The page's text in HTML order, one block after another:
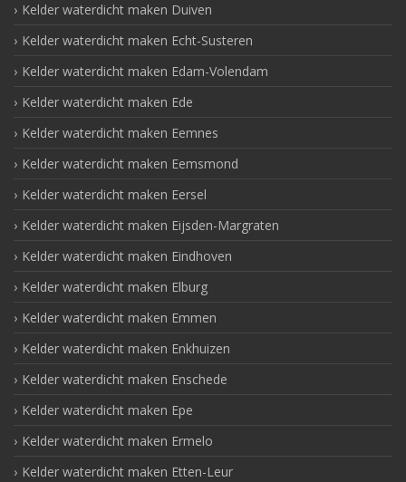
Kelder waterdicht maken Duiven
Kelder waterdicht maken Echt-Susteren
Kelder waterdicht maken Edam-Volendam
Kelder waterdicht maken Ede
Kelder waterdicht maken Eemnes
Kelder waterdicht maken Eemsmond
Kelder waterdicht maken Eersel
Kelder waterdicht maken Eijsden-Margraten
Kelder waterdicht maken Eindhoven
Kelder waterdicht maken Elburg
Kelder waterdicht maken Emmen
Kelder waterdicht maken Enkhuizen
Kelder waterdicht maken Enschede
Kelder waterdicht maken Epe
Kelder waterdicht maken Ermelo
Kelder waterdicht maken Etten-Leur